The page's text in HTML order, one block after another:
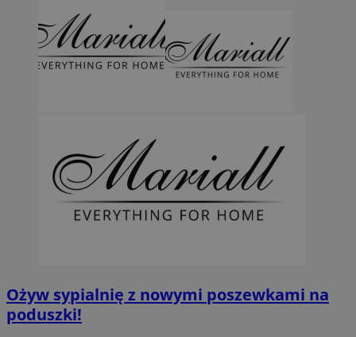
Ożyw sypialnię z nowymi poszewkami na
poduszki!